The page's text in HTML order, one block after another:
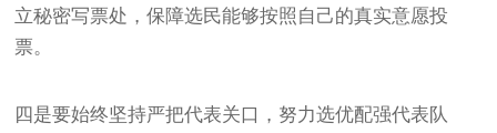
立秘密写票处，保障选民能够按照自己的真实意愿投
票。
四是要始终坚持严把代表关口，努力选优配强代表队